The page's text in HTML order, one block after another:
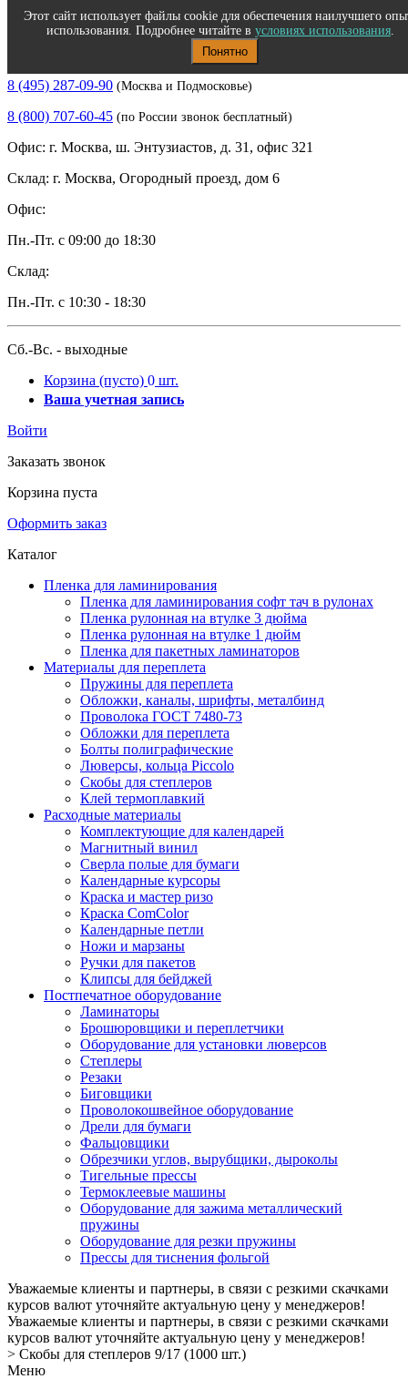
Полиграфическое и офисное оборудование
8 (495) 287-09-90 (Москва и Подмосковье)
8 (800) 707-60-45 (по России звонок бесплатный)
Офис: г. Москва, ш. Энтузиастов, д. 31, офис 321
Склад: г. Москва, Огородный проезд, дом 6
Офис:
Пн.-Пт. с 09:00 до 18:30
Склад:
Пн.-Пт. с 10:30 - 18:30
Сб.-Вс. - выходные
Корзина (пусто) 0 шт.
Ваша учетная запись
Войти
Заказать звонок
Корзина пуста
Оформить заказ
Каталог
Пленка для ламинирования
Пленка для ламинирования софт тач в рулонах
Пленка рулонная на втулке 3 дюйма
Пленка рулонная на втулке 1 дюйм
Пленка для пакетных ламинаторов
Материалы для переплета
Пружины для переплета
Обложки, каналы, шрифты, металбинд
Проволока ГОСТ 7480-73
Обложки для переплета
Болты полиграфические
Люверсы, кольца Piccolo
Скобы для степлеров
Клей термоплавкий
Расходные материалы
Комплектующие для календарей
Магнитный винил
Сверла полые для бумаги
Календарные курсоры
Краска и мастер ризо
Краска ComColor
Календарные петли
Ножи и марзаны
Ручки для пакетов
Клипсы для бейджей
Постпечатное оборудование
Ламинаторы
Брошюровщики и переплетчики
Оборудование для установки люверсов
Степлеры
Резаки
Биговщики
Проволокошвейное оборудование
Дрели для бумаги
Фальцовщики
Обрезчики углов, вырубщики, дыроколы
Тигельные прессы
Термоклеевые машины
Оборудование для зажима металлический
пружины
Оборудование для резки пружины
Прессы для тиснения фольгой
Уважаемые клиенты и партнеры, в связи с резкими скачками
курсов валют уточняйте актуальную цену у менеджеров!
Уважаемые клиенты и партнеры, в связи с резкими скачками
курсов валют уточняйте актуальную цену у менеджеров!
> Скобы для степлеров 9/17 (1000 шт.)
Меню
Этот сайт использует файлы cookie для обеспечения наилучшего
использования. Подробнее читайте в условиях использования.
Понятно